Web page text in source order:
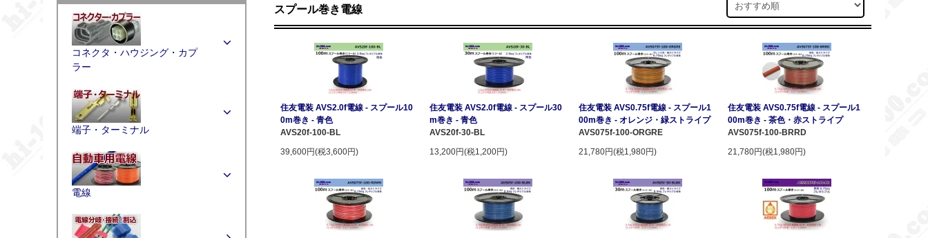
スプール巻き電線
住友電装 AVS2.0f電線 - スプール10
0m巻き - 青色
AVS20f-100-BL
39,600円(税3,600円)
住友電装 AVS2.0f電線 - スプール30
m巻き - 青色
AVS20f-30-BL
13,200円(税1,200円)
住友電装 AVS0.75f電線 - スプール1
00m巻き - オレンジ・緑ストライプ
AVS075f-100-ORGRE
21,780円(税1,980円)
住友電装 AVS0.75f電線 - スプール1
00m巻き - 茶色・赤ストライプ
AVS075f-100-BRRD
21,780円(税1,980円)
コネクタ・ハウジング・カプ
ラー
端子・ターミナル
電線